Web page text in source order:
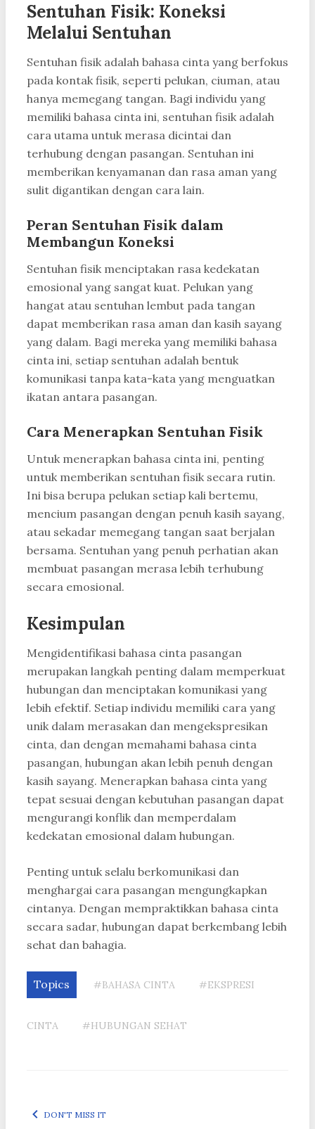
Sentuhan Fisik: Koneksi
Melalui Sentuhan
Sentuhan fisik adalah bahasa cinta yang berfokus
pada kontak fisik, seperti pelukan, ciuman, atau
hanya memegang tangan. Bagi individu yang
memiliki bahasa cinta ini, sentuhan fisik adalah
cara utama untuk merasa dicintai dan
terhubung dengan pasangan. Sentuhan ini
memberikan kenyamanan dan rasa aman yang
sulit digantikan dengan cara lain.
Peran Sentuhan Fisik dalam
Membangun Koneksi
Sentuhan fisik menciptakan rasa kedekatan
emosional yang sangat kuat. Pelukan yang
hangat atau sentuhan lembut pada tangan
dapat memberikan rasa aman dan kasih sayang
yang dalam. Bagi mereka yang memiliki bahasa
cinta ini, setiap sentuhan adalah bentuk
komunikasi tanpa kata-kata yang menguatkan
ikatan antara pasangan.
Cara Menerapkan Sentuhan Fisik
Untuk menerapkan bahasa cinta ini, penting
untuk memberikan sentuhan fisik secara rutin.
Ini bisa berupa pelukan setiap kali bertemu,
mencium pasangan dengan penuh kasih sayang,
atau sekadar memegang tangan saat berjalan
bersama. Sentuhan yang penuh perhatian akan
membuat pasangan merasa lebih terhubung
secara emosional.
Kesimpulan
Mengidentifikasi bahasa cinta pasangan
merupakan langkah penting dalam memperkuat
hubungan dan menciptakan komunikasi yang
lebih efektif. Setiap individu memiliki cara yang
unik dalam merasakan dan mengekspresikan
cinta, dan dengan memahami bahasa cinta
pasangan, hubungan akan lebih penuh dengan
kasih sayang. Menerapkan bahasa cinta yang
tepat sesuai dengan kebutuhan pasangan dapat
mengurangi konflik dan memperdalam
kedekatan emosional dalam hubungan.
Penting untuk selalu berkomunikasi dan
menghargai cara pasangan mengungkapkan
cintanya. Dengan mempraktikkan bahasa cinta
secara sadar, hubungan dapat berkembang lebih
sehat dan bahagia.
Topics #BAHASA CINTA #EKSPRESI
CINTA #HUBUNGAN SEHAT
DON'T MISS IT